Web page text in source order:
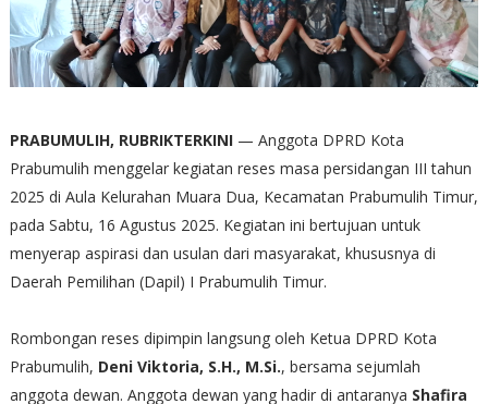
PRABUMULIH, RUBRIKTERKINI— Anggota DPRD Kota
Prabumulih menggelar kegiatan reses masa persidangan III tahun
2025 di Aula Kelurahan Muara Dua, Kecamatan Prabumulih Timur,
pada Sabtu, 16 Agustus 2025. Kegiatan ini bertujuan untuk
menyerap aspirasi dan usulan dari masyarakat, khususnya di
Daerah Pemilihan (Dapil) I Prabumulih Timur.
​Rombongan reses dipimpin langsung oleh Ketua DPRD Kota
Prabumulih, Deni Viktoria, S.H., M.Si., bersama sejumlah
anggota dewan. Anggota dewan yang hadir di antaranya Shafira